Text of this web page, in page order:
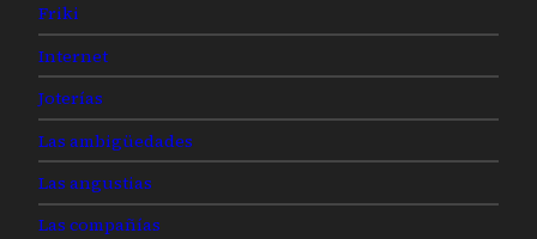
Friki
Internet
Joterías
Las ambigüedades
Las angustias
Las compañías